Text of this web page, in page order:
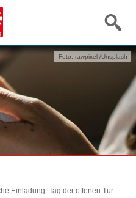
Foto: rawpixel /Unsplash
Einladung: Tag der offenen Tür